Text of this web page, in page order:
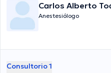
Carlos Alberto
Anestesiólogo
Consultorio 1